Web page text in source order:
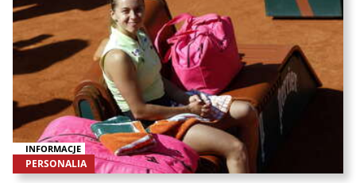
INFORMACJE
PERSONALIA